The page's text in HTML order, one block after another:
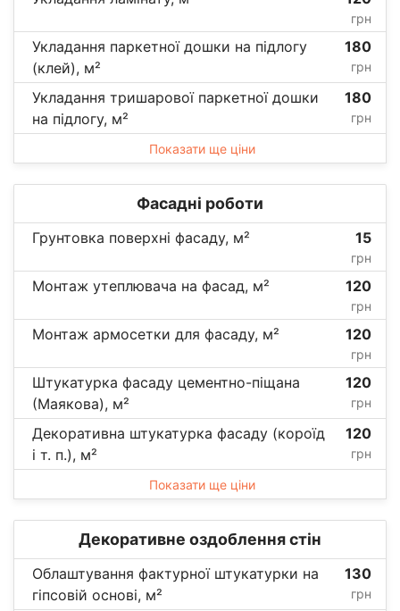
грн
Укладання паркетної дошки на підлогу
(клей), м²
180
грн
Укладання тришарової паркетної дошки
на підлогу, м²
180
грн
Показати ще ціни
Фасадні роботи
Грунтовка поверхні фасаду, м² 15
грн
Монтаж утеплювача на фасад, м² 120
грн
Монтаж армосетки для фасаду, м² 120
грн
Штукатурка фасаду цементно-піщана
(Маякова), м²
120
грн
Декоративна штукатурка фасаду (короїд
і т. п.), м²
120
грн
Показати ще ціни
Декоративне оздоблення стін
Облаштування фактурної штукатурки на
гіпсовій основі, м²
130
грн